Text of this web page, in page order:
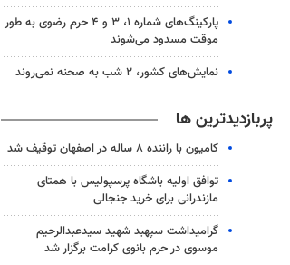
پارکینگ‌های شماره ۱، ۳ و ۴ حرم رضوی به طور
موقت مسدود می‌شوند
نمایش‌های کشور، ٢ شب به صحنه نمی‌روند
پربازدیدترین ها
کامیون با راننده ۸ ساله در اصفهان توقیف شد
توافق اولیه باشگاه پرسپولیس با همتای
مازندرانی برای خرید جنجالی
گرامیداشت سپهبد شهید سیدعبدالرحیم
موسوی در حرم بانوی کرامت برگزار شد